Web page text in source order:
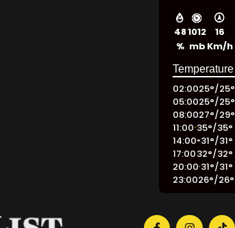
48
%
1012
mb
16
Km/h
02:0025°/25°
05:0025°/25°
08:0027°/29°
11:00 35°/35°
14:00 31°/31°
17:0032°/32°
20:0031°/31°
23:0026°/26°